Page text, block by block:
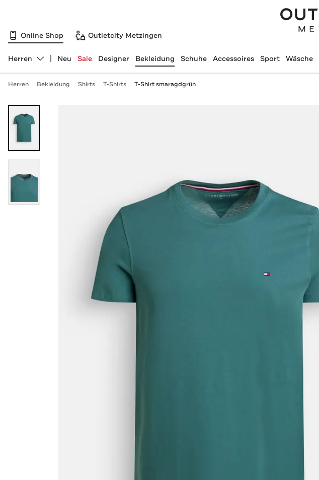
Online Shop Outletcity Metzingen
Abteilung ändern, ausgewählt:
Herren Neu Sale Designer Bekleidung Schuhe Accessoires Sport Wäsche
Herren Bekleidung Shirts T-Shirts T-Shirt smaragdgrün